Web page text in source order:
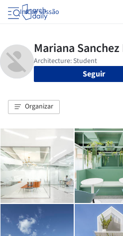
Iniciar sessão
Seguir
Organizar